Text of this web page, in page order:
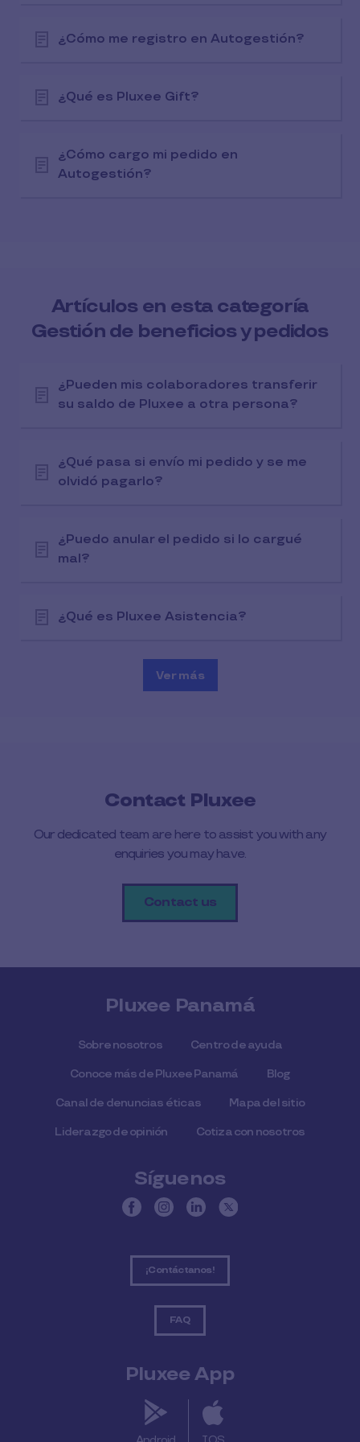
¿Cómo me registro en Autogestión?
¿Qué es Pluxee Gift?
¿Cómo cargo mi pedido en
Autogestión?
Artículos en esta categoría
Gestión de beneficios y pedidos
¿Pueden mis colaboradores transferir
su saldo de Pluxee a otra persona?
¿Qué pasa si envío mi pedido y se me
olvidó pagarlo?
¿Puedo anular el pedido si lo cargué
mal?
¿Qué es Pluxee Asistencia?
Ver más
Contact Pluxee
Our dedicated team are here to assist you with any
enquiries you may have.
Contact us
Pluxee Panamá
Sobre nosotros Centro de ayuda
Conoce más de Pluxee Panamá Blog
Canal de denuncias éticas Mapa del sitio
Liderazgo de opinión Cotiza con nosotros
Síguenos
¡Contáctanos!
FAQ
Pluxee App